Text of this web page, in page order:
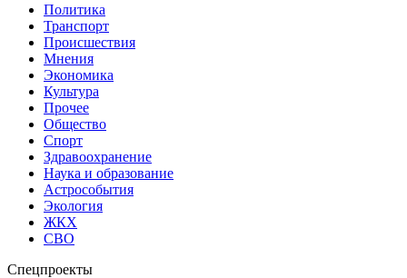
Политика
Транспорт
Происшествия
Мнения
Экономика
Культура
Прочее
Общество
Спорт
Здравоохранение
Наука и образование
Астрособытия
Экология
ЖКХ
СВО
Спецпроекты